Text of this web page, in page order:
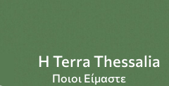
Η Terra Thessalia
Ποιοι Είμαστε